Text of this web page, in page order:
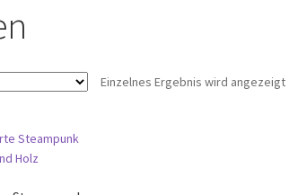
Einzelnes Ergebnis wird angezeigt